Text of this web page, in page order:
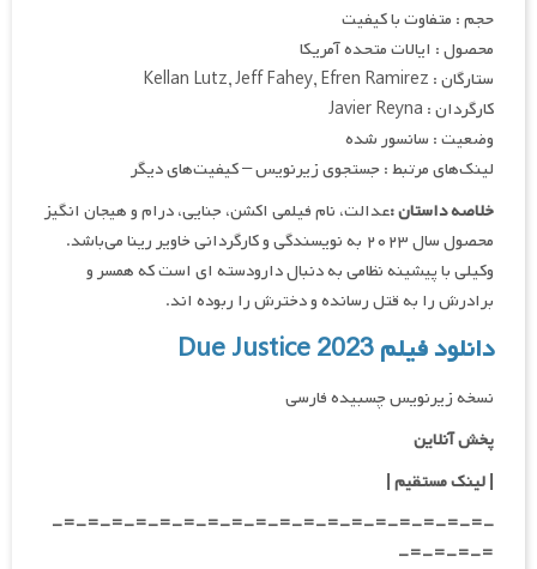
حجم : متفاوت با کیفیت
محصول : ایالات متحده آمریکا
ستارگان : Kellan Lutz, Jeff Fahey, Efren Ramirez
کارگردان : Javier Reyna
وضعیت : سانسور شده
لینک‌های مرتبط : جستجوی زیرنویس – کیفیت‌های دیگر
خلاصه داستان :عدالت، نام فیلمی اکشن، جنایی، درام و هیجان انگیز
محصول سال ۲۰۲۳ به نویسندگی و کارگردانی خاویر رینا می‌باشد.
وکیلی با پیشینه نظامی به دنبال دارودسته ای است که همسر و
برادرش را به قتل رسانده و دخترش را ربوده اند.
دانلود فیلم Due Justice 2023
نسخه زیرنویس چسبیده فارسی
پخش آنلاین
| لینک مستقیم|
-=-=-=-=-=-=-=-=-=-=-=-=-=-=-=-=-=-=-
=-=-=-=-